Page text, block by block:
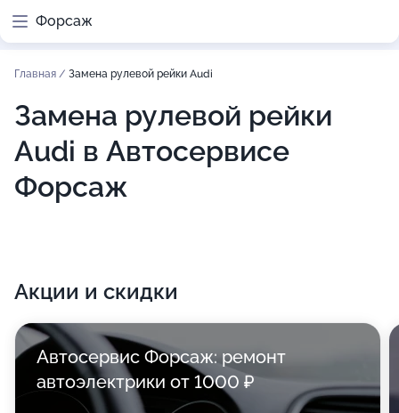
Форсаж
Главная / Замена рулевой рейки Audi
Замена рулевой рейки
Audi в Автосервисе
Форсаж
Акции и скидки
Автосервис Форсаж: ремонт
автоэлектрики от 1000 ₽